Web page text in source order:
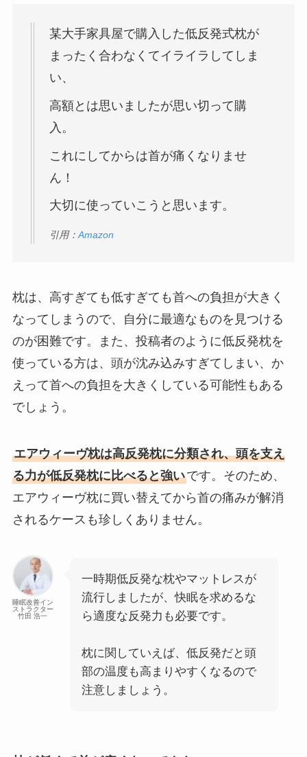
某大手家具屋で購入した低反発式枕が
まったく合わなくてイライラしてしま
い、
高額とは思いましたが思い切って購
入。
これにしてからは首が痛くなりませ
ん！
大切に使っていこうと思います。
引用： Amazon
枕は、高すぎても低すぎても首への負担が大きく
なってしまうので、自分に最適なものを見つける
のが困難です。また、投稿者のように低反発枕を
使っている方は、頭が沈み込みすぎてしまい、か
えって首への負担を大きくしている可能性もある
でしょう。
エアウィーヴ枕は高反発枕に分類され、頭を支え
る力が低反発枕に比べると強いです。そのため、
エアウィーヴ枕に買い替えてから首の痛みが解消
されるケースも珍しくありません。
睡眠改善イン
ストラクター
竹田 浩一
一時期低反発な枕やマットレスが
流行しましたが、快眠を求めるな
ら適度な反発力も必要です。
枕に関していえば、低反発だと頭
部の温度も高まりやすくなるので
注意しましょう。